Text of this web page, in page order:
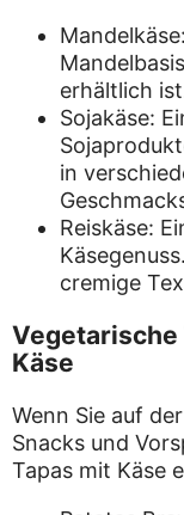
erhältlich
Sojakäse:
in
Reiskäse:
cremige
Vegetarische
Käse
Wenn Sie auf
Snacks und
Tapas mit Käse